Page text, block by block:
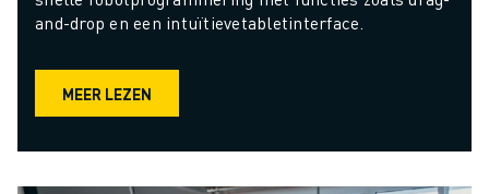
and-drop en een intuïtievetabletinterface.
MEER LEZEN